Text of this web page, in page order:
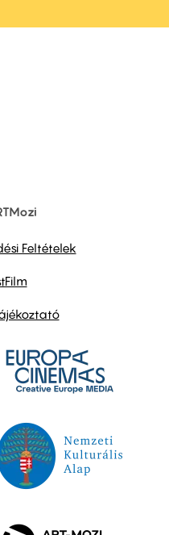
Feltételek